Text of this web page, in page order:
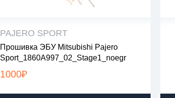
PAJERO SPORT
Прошивка ЭБУ Mitsubishi Pajero
Sport_1860A997_02_Stage1_noegr
1000₽
все файлы проверены на вирусы
все файлы в архивах zip или rar
загрузка с 9:00-22:00 по Москве